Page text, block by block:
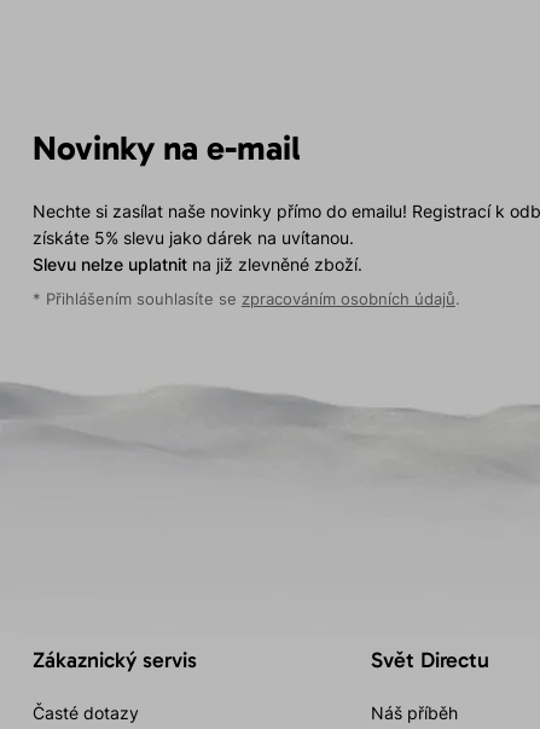
Novinky na e-mail
Nechte si zasílat naše novinky přímo do emailu! Registrací k
získáte 5% slevu jako dárek na uvítanou.
Slevu nelze uplatnitna již zlevněné zboží.
* Přihlášením souhlasíte se zpracováním osobních údajů.
Zákaznický servis
Časté dotazy
Svět Directu
Náš příběh